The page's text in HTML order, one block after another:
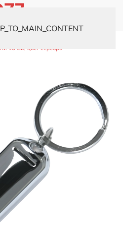
16 GB, цвет серебро